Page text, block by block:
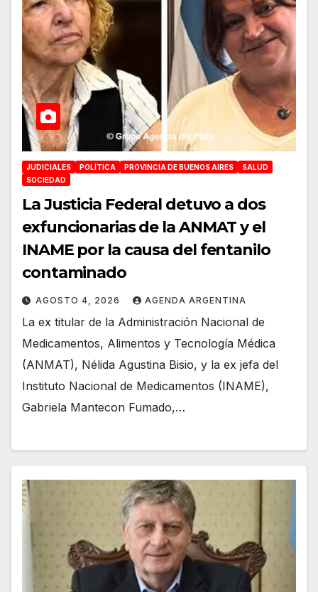
JUDICIALES POLÍTICA PROVINCIA DE BUENOS AIRES
SALUD
SOCIEDAD
La Justicia Federal detuvo a dos
exfuncionarias de la ANMAT y el
INAME por la causa del fentanilo
contaminado
AGOSTO 4, 2026 AGENDA ARGENTINA
La ex titular de la Administración Nacional de
Medicamentos, Alimentos y Tecnología Médica
(ANMAT), Nélida Agustina Bisio, y la ex jefa del
Instituto Nacional de Medicamentos (INAME),
Gabriela Mantecon Fumado,…